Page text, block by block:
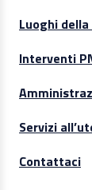
Luoghi
Interventi
Servizi
Contattaci